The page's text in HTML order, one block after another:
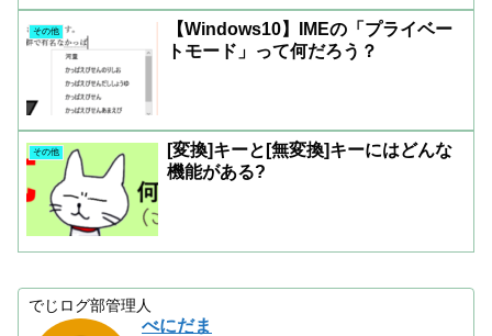
その他
【Windows10】IMEの「プライベー
トモード」って何だろう？
その他
[変換]キーと[無変換]キーにはどんな
機能がある?
でじログ部管理人
べにだま